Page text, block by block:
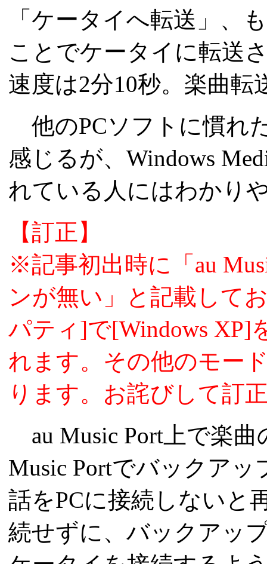
「ケータイへ転送」、
ことでケータイに転送
速度は2分10秒。楽曲転
他のPCソフトに慣れ
感じるが、Windows
れている人にはわかり
【訂正】
※記事初出時に「au
ンが無い」と記載して
パティ]で[Windows XP]
れます。その他のモー
ります。お詫びして訂
au Music Port上で楽曲
Music Portでバックア
話をPCに接続しないと
続せずに、バックアッ